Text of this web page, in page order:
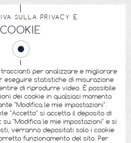
SULLA PRIVACY E
COOKIE
per analizzare e migliorare
eseguire statistiche di misurazione
di riprodurre video. È possibile
dei cookie in qualsiasi momento
"Modifica le mie impostazioni".
"Accetto" si accetta il deposito di
"Modifica le mie impostazioni" e si
verranno depositati solo i cookie
funzionamento del sito. Per